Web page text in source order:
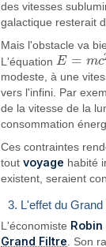
des vitesses
galactique resterait
Mais l'obstacle va
L'équationE = mc
E= mc 2
modeste, à une
vers l'infini. Par
de la vitesse de la
consommation
Ces contraintes
toutvoyage habité
existent, seraient
3. L'effet du Grand
L'économiste
Grand Filtre. Son